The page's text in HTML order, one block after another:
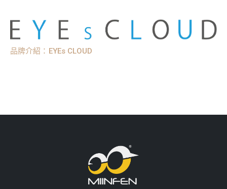
品牌介紹：EYEs CLOUD